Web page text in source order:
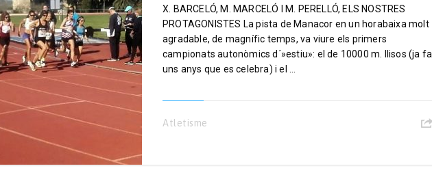
X. BARCELÓ, M. MARCELÓ I M. PERELLÓ, ELS NOSTRES
PROTAGONISTES La pista de Manacor en un horabaixa molt
agradable, de magnífic temps, va viure els primers
campionats autonòmics d´»estiu»: el de 10000 m. llisos (ja fa
uns anys que es celebra) i el ...
Atletisme